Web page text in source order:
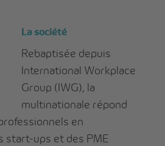
La société
Rebaptisée depuis
International Workplace
Group (IWG), la
multinationale répond
en
start-ups et des PME